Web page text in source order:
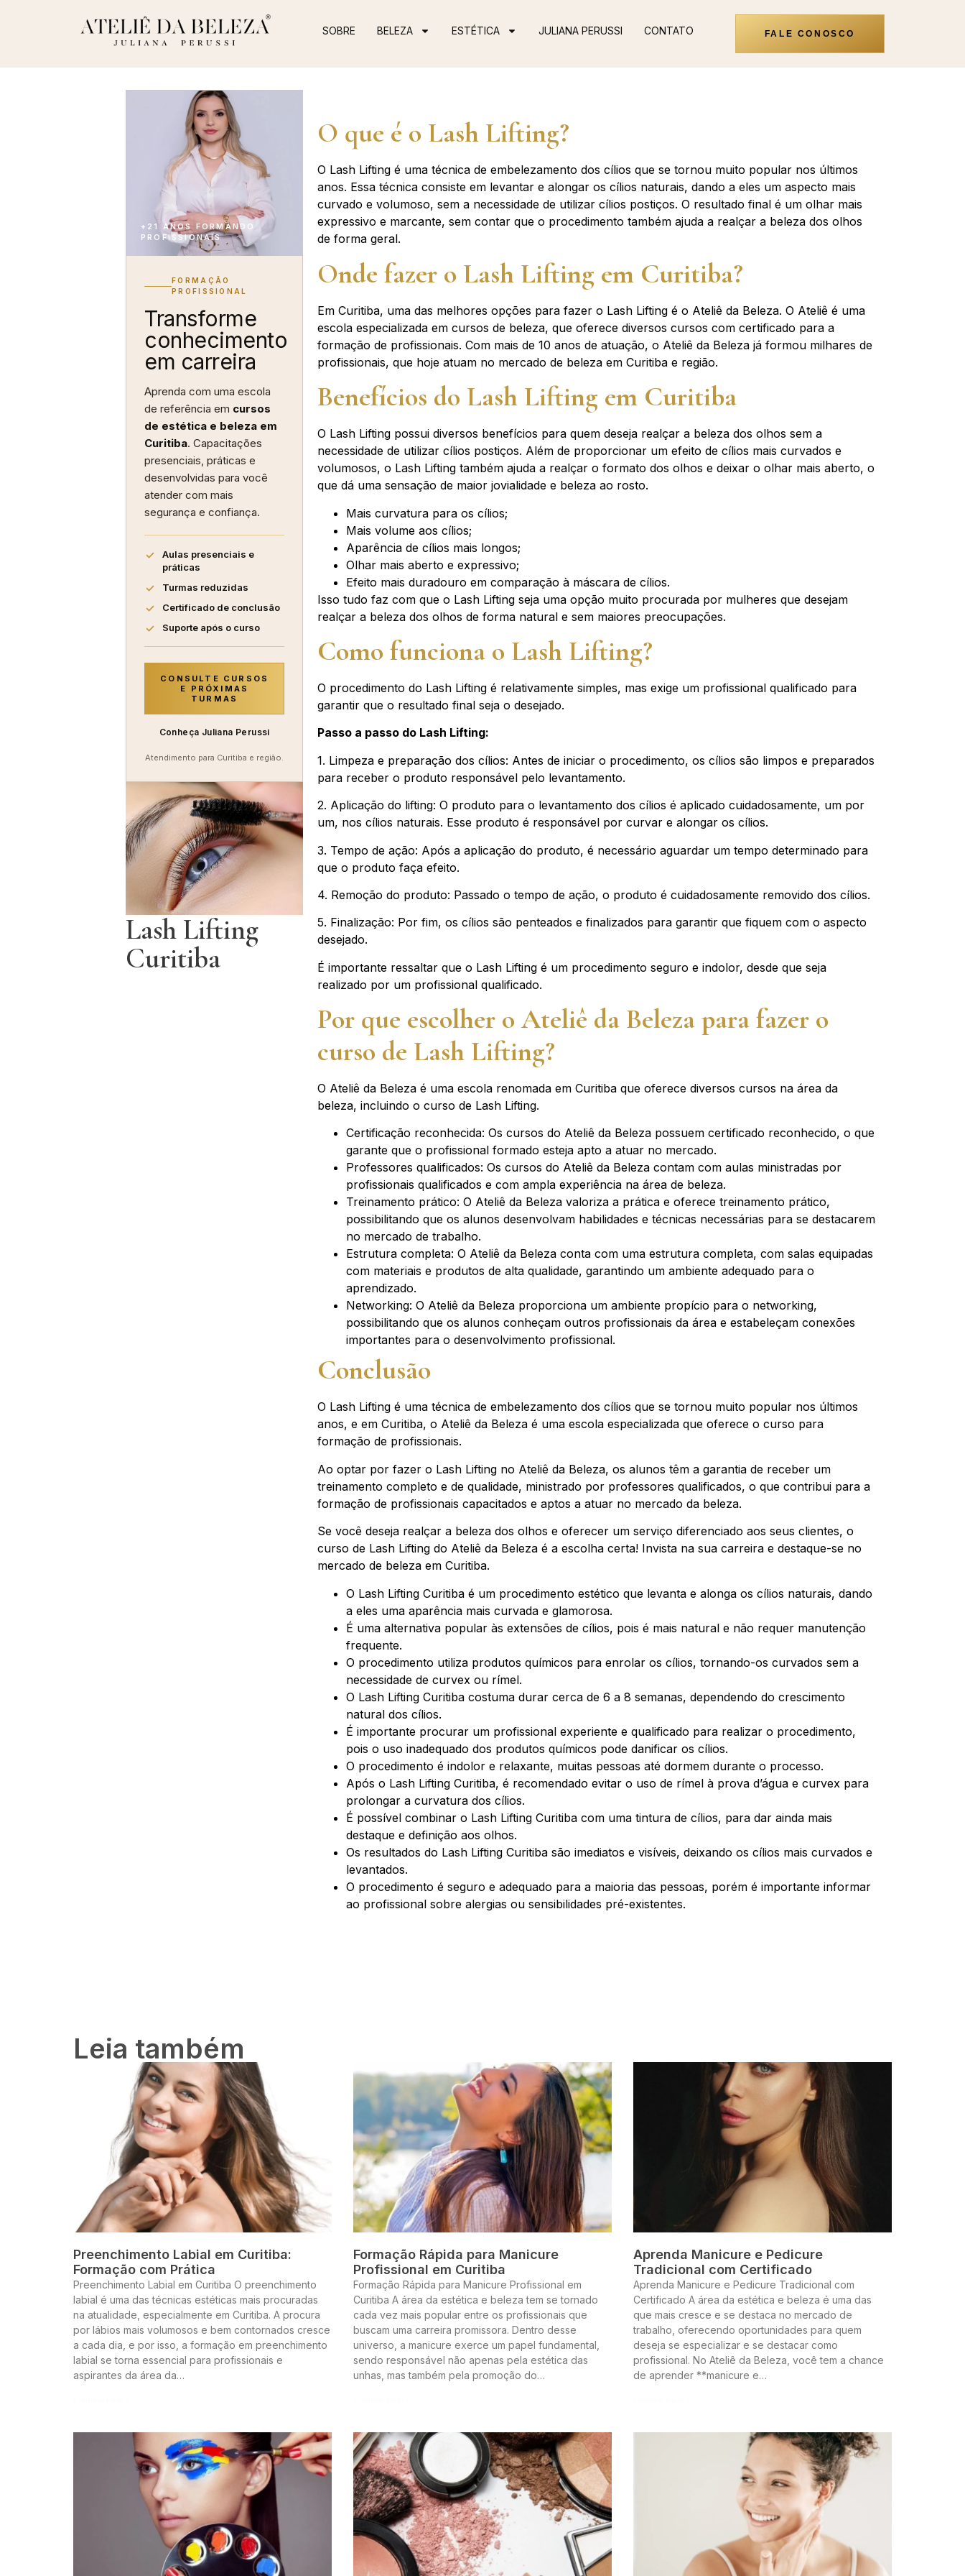
SOBRE BELEZA ESTÉTICA JULIANA PERUSSI CONTATO FALE CONOSCO
+21 ANOS FORMANDO
PROFISSIONAIS
FORMAÇÃO
PROFISSIONAL
Transforme
conhecimento
em carreira
Aprenda com uma escola
de referência em cursos
de estética e beleza em
Curitiba. Capacitações
presenciais, práticas e
desenvolvidas para você
atender com mais
segurança e confiança.
Aulas presenciais e
práticas
Turmas reduzidas
Certificado de conclusão
Suporte após o curso
CONSULTE CURSOS
E PRÓXIMAS
TURMAS
Conheça Juliana Perussi
Atendimento para Curitiba e região.
Lash Lifting
Curitiba
O que é o Lash Lifting?
O Lash Lifting é uma técnica de embelezamento dos cílios que se tornou muito popular nos últimos
anos. Essa técnica consiste em levantar e alongar os cílios naturais, dando a eles um aspecto mais
curvado e volumoso, sem a necessidade de utilizar cílios postiços. O resultado final é um olhar mais
expressivo e marcante, sem contar que o procedimento também ajuda a realçar a beleza dos olhos
de forma geral.
Onde fazer o Lash Lifting em Curitiba?
Em Curitiba, uma das melhores opções para fazer o Lash Lifting é o Ateliê da Beleza. O Ateliê é uma
escola especializada em cursos de beleza, que oferece diversos cursos com certificado para a
formação de profissionais. Com mais de 10 anos de atuação, o Ateliê da Beleza já formou milhares de
profissionais, que hoje atuam no mercado de beleza em Curitiba e região.
Benefícios do Lash Lifting em Curitiba
O Lash Lifting possui diversos benefícios para quem deseja realçar a beleza dos olhos sem a
necessidade de utilizar cílios postiços. Além de proporcionar um efeito de cílios mais curvados e
volumosos, o Lash Lifting também ajuda a realçar o formato dos olhos e deixar o olhar mais aberto, o
que dá uma sensação de maior jovialidade e beleza ao rosto.
Mais curvatura para os cílios;
Mais volume aos cílios;
Aparência de cílios mais longos;
Olhar mais aberto e expressivo;
Efeito mais duradouro em comparação à máscara de cílios.
Isso tudo faz com que o Lash Lifting seja uma opção muito procurada por mulheres que desejam
realçar a beleza dos olhos de forma natural e sem maiores preocupações.
Como funciona o Lash Lifting?
O procedimento do Lash Lifting é relativamente simples, mas exige um profissional qualificado para
garantir que o resultado final seja o desejado.
Passo a passo do Lash Lifting:
1. Limpeza e preparação dos cílios: Antes de iniciar o procedimento, os cílios são limpos e preparados
para receber o produto responsável pelo levantamento.
2. Aplicação do lifting: O produto para o levantamento dos cílios é aplicado cuidadosamente, um por
um, nos cílios naturais. Esse produto é responsável por curvar e alongar os cílios.
3. Tempo de ação: Após a aplicação do produto, é necessário aguardar um tempo determinado para
que o produto faça efeito.
4. Remoção do produto: Passado o tempo de ação, o produto é cuidadosamente removido dos cílios.
5. Finalização: Por fim, os cílios são penteados e finalizados para garantir que fiquem com o aspecto
desejado.
É importante ressaltar que o Lash Lifting é um procedimento seguro e indolor, desde que seja
realizado por um profissional qualificado.
Por que escolher o Ateliê da Beleza para fazer o
curso de Lash Lifting?
O Ateliê da Beleza é uma escola renomada em Curitiba que oferece diversos cursos na área da
beleza, incluindo o curso de Lash Lifting.
Certificação reconhecida: Os cursos do Ateliê da Beleza possuem certificado reconhecido, o que
garante que o profissional formado esteja apto a atuar no mercado.
Professores qualificados: Os cursos do Ateliê da Beleza contam com aulas ministradas por
profissionais qualificados e com ampla experiência na área de beleza.
Treinamento prático: O Ateliê da Beleza valoriza a prática e oferece treinamento prático,
possibilitando que os alunos desenvolvam habilidades e técnicas necessárias para se destacarem
no mercado de trabalho.
Estrutura completa: O Ateliê da Beleza conta com uma estrutura completa, com salas equipadas
com materiais e produtos de alta qualidade, garantindo um ambiente adequado para o
aprendizado.
Networking: O Ateliê da Beleza proporciona um ambiente propício para o networking,
possibilitando que os alunos conheçam outros profissionais da área e estabeleçam conexões
importantes para o desenvolvimento profissional.
Conclusão
O Lash Lifting é uma técnica de embelezamento dos cílios que se tornou muito popular nos últimos
anos, e em Curitiba, o Ateliê da Beleza é uma escola especializada que oferece o curso para
formação de profissionais.
Ao optar por fazer o Lash Lifting no Ateliê da Beleza, os alunos têm a garantia de receber um
treinamento completo e de qualidade, ministrado por professores qualificados, o que contribui para a
formação de profissionais capacitados e aptos a atuar no mercado da beleza.
Se você deseja realçar a beleza dos olhos e oferecer um serviço diferenciado aos seus clientes, o
curso de Lash Lifting do Ateliê da Beleza é a escolha certa! Invista na sua carreira e destaque-se no
mercado de beleza em Curitiba.
O Lash Lifting Curitiba é um procedimento estético que levanta e alonga os cílios naturais, dando
a eles uma aparência mais curvada e glamorosa.
É uma alternativa popular às extensões de cílios, pois é mais natural e não requer manutenção
frequente.
O procedimento utiliza produtos químicos para enrolar os cílios, tornando-os curvados sem a
necessidade de curvex ou rímel.
O Lash Lifting Curitiba costuma durar cerca de 6 a 8 semanas, dependendo do crescimento
natural dos cílios.
É importante procurar um profissional experiente e qualificado para realizar o procedimento,
pois o uso inadequado dos produtos químicos pode danificar os cílios.
O procedimento é indolor e relaxante, muitas pessoas até dormem durante o processo.
Após o Lash Lifting Curitiba, é recomendado evitar o uso de rímel à prova d’água e curvex para
prolongar a curvatura dos cílios.
É possível combinar o Lash Lifting Curitiba com uma tintura de cílios, para dar ainda mais
destaque e definição aos olhos.
Os resultados do Lash Lifting Curitiba são imediatos e visíveis, deixando os cílios mais curvados e
levantados.
O procedimento é seguro e adequado para a maioria das pessoas, porém é importante informar
ao profissional sobre alergias ou sensibilidades pré-existentes.
Leia também
Preenchimento Labial em Curitiba:
Formação com Prática
Preenchimento Labial em Curitiba O preenchimento
labial é uma das técnicas estéticas mais procuradas
na atualidade, especialmente em Curitiba. A procura
por lábios mais volumosos e bem contornados cresce
a cada dia, e por isso, a formação em preenchimento
labial se torna essencial para profissionais e
aspirantes da área da…
Formação Rápida para Manicure
Profissional em Curitiba
Formação Rápida para Manicure Profissional em
Curitiba A área da estética e beleza tem se tornado
cada vez mais popular entre os profissionais que
buscam uma carreira promissora. Dentro desse
universo, a manicure exerce um papel fundamental,
sendo responsável não apenas pela estética das
unhas, mas também pela promoção do…
Aprenda Manicure e Pedicure
Tradicional com Certificado
Aprenda Manicure e Pedicure Tradicional com
Certificado A área da estética e beleza é uma das
que mais cresce e se destaca no mercado de
trabalho, oferecendo oportunidades para quem
deseja se especializar e se destacar como
profissional. No Ateliê da Beleza, você tem a chance
de aprender **manicure e…